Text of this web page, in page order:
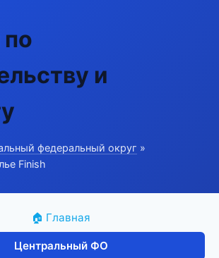
и
федеральный округ »
Finish
🏠 Главная
Центральный ФО